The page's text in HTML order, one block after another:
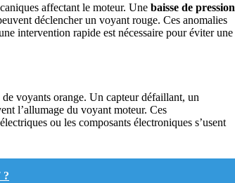
affectant le moteur. Une baisse de pression
déclencher un voyant rouge. Ces anomalies
intervention rapide est nécessaire pour éviter une
voyants orange. Un capteur défaillant, un
l’allumage du voyant moteur. Ces
ou les composants électroniques s’usent
?